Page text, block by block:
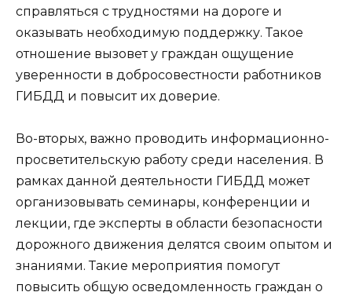
справляться с трудностями на дороге и
оказывать необходимую поддержку. Такое
отношение вызовет у граждан ощущение
уверенности в добросовестности работников
ГИБДД и повысит их доверие.
Во-вторых, важно проводить информационно-
просветительскую работу среди населения. В
рамках данной деятельности ГИБДД может
организовывать семинары, конференции и
лекции, где эксперты в области безопасности
дорожного движения делятся своим опытом и
знаниями. Такие мероприятия помогут
повысить общую осведомленность граждан о